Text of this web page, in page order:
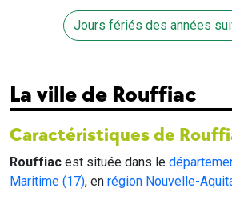
Jours fériés des années
La ville de Rouffiac
Caractéristiques de
Rouffiac est située dans le
Maritime (17), en région Nouvelle-